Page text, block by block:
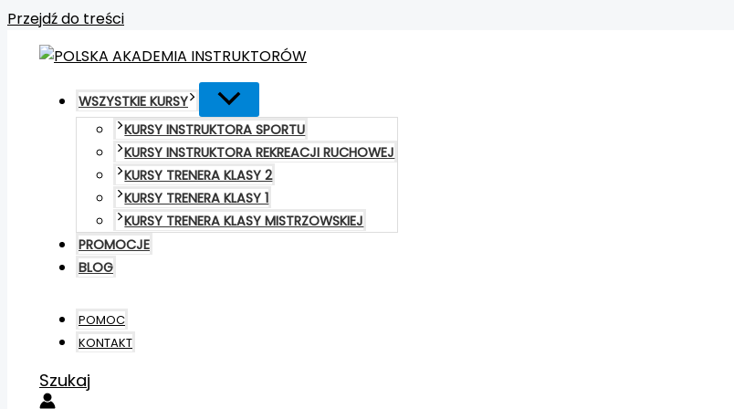
Przejdź do treści
WSZYSTKIE KURSY
KURSY INSTRUKTORA SPORTU
KURSY INSTRUKTORA REKREACJI RUCHOWEJ
KURSY TRENERA KLASY 2
KURSY TRENERA KLASY 1
KURSY TRENERA KLASY MISTRZOWSKIEJ
PROMOCJE
BLOG
POMOC
KONTAKT
Szukaj